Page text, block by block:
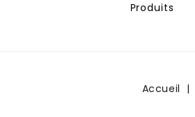
Produits
Accueil